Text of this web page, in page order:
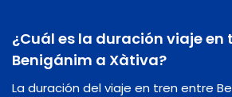
¿Cuál es la duración viaje en
Benigánim a Xàtiva?
La duración del viaje en tren entre